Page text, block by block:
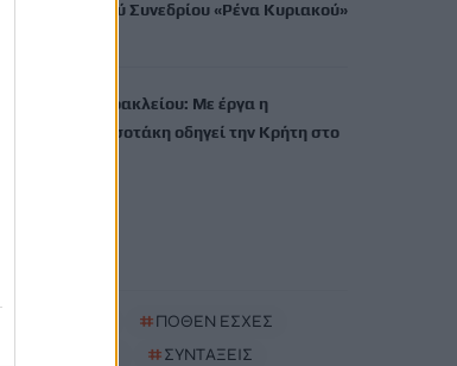
Διεπιστημονικού Συνεδρίου «Ρένα Κυριακού»
ΔΕΕΠ (ΝΟΔΕ) Ηρακλείου: Με έργα η
κυβέρνηση Μητσοτάκη οδηγεί την Κρήτη στο
#ΠΟΘΕΝ ΕΣΧΕΣ
#ΣΥΝΤΑΞΕΙΣ